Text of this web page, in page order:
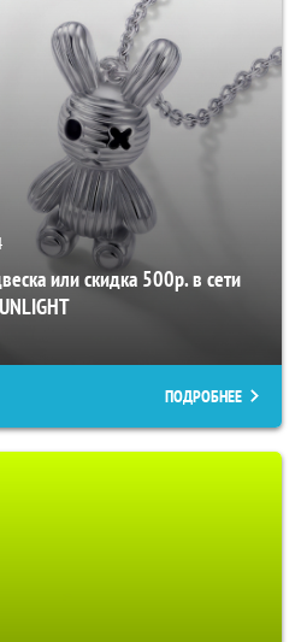
или скидка 500р. в сети
ПОДРОБНЕЕ